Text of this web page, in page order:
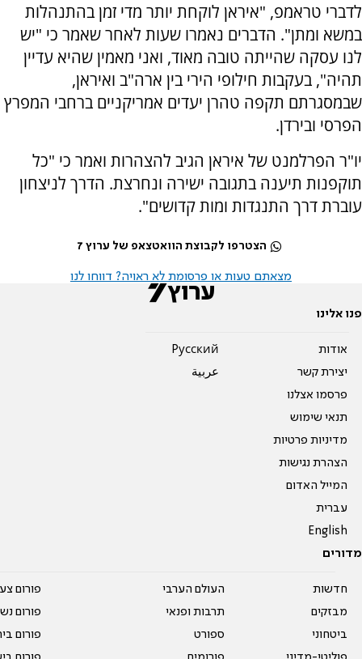
לדברי טראמפ, "איראן לוקחת יותר מדי זמן בהתנהלות
במשא ומתן". הדברים נאמרו שעות לאחר שאמר כי "יש
לנו עסקה שהייתה טובה מאוד, ואני מאמין שהיא עדיין
תהיה", בעקבות חילופי הירי בין ארה"ב ואיראן,
שבמסגרתם תקפה טהרן יעדים אמריקניים ברחבי המפרץ
הפרסי ובירדן.
יו"ר הפרלמנט של איראן הגיב להצהרות ואמר כי "כל
תוקפנות תיענה בתגובה ישירה ונחרצת. הדרך לניצחון
עוברת דרך התנגדות ומות קדושים".
הצטרפו לקבוצת הוואטצאפ של ערוץ 7
מצאתם טעות או פרסומת לא ראויה? דווחו לנו
פנו אלינו
אודות
יצירת קשר
פרסמו אצלנו
תנאי שימוש
מדיניות פרטיות
הצהרת נגישות
המייל האדום
עברית
English
Pусский
عربية
מדורים
חדשות
מבזקים
ביטחוני
העולם הערבי
תרבות ופנאי
ספורט
פורום
פורום
פורום